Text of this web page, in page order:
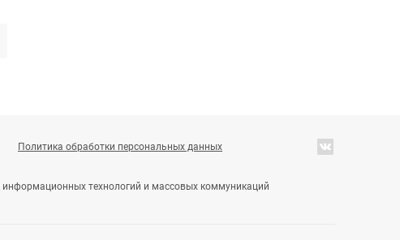
Политика обработки персональных данных
технологий и массовых коммуникаций